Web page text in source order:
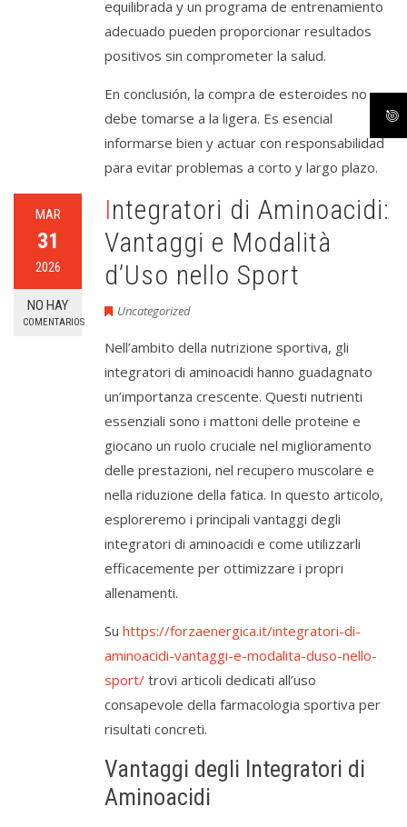
equilibrada y un programa de entrenamiento
adecuado pueden proporcionar resultados
positivos sin comprometer la salud.
En conclusión, la compra de esteroides no
debe tomarse a la ligera. Es esencial
informarse bien y actuar con responsabilidad
para evitar problemas a corto y largo plazo.
MAR
31
2026
NO HAY
COMENTARIOS
Integratori di Aminoacidi:
Vantaggi e Modalità
d’Uso nello Sport
Uncategorized
Nell’ambito della nutrizione sportiva, gli
integratori di aminoacidi hanno guadagnato
un’importanza crescente. Questi nutrienti
essenziali sono i mattoni delle proteine e
giocano un ruolo cruciale nel miglioramento
delle prestazioni, nel recupero muscolare e
nella riduzione della fatica. In questo articolo,
esploreremo i principali vantaggi degli
integratori di aminoacidi e come utilizzarli
efficacemente per ottimizzare i propri
allenamenti.
Su https://forzaenergica.it/integratori-di-
aminoacidi-vantaggi-e-modalita-duso-nello-
sport/ trovi articoli dedicati all’uso
consapevole della farmacologia sportiva per
risultati concreti.
Vantaggi degli Integratori di
Aminoacidi